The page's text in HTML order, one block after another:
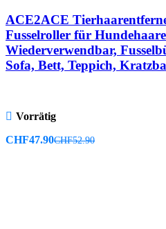
ACE2ACE
Fusselroller für
Wiederverwendbar,
Sofa, Bett, Teppich,
Vorrätig
CHF47.90CHF52.90